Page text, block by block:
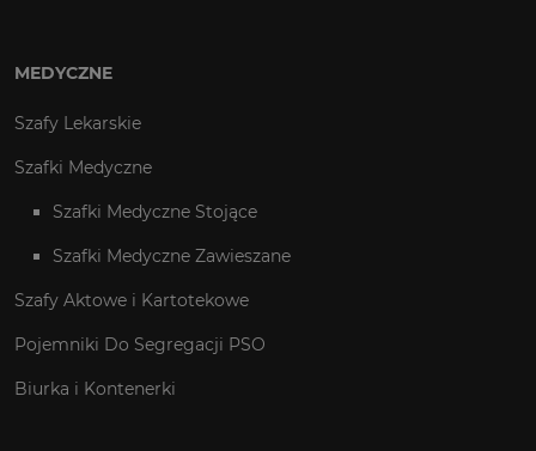
MEDYCZNE
Szafy Lekarskie
Szafki Medyczne
Szafki Medyczne Stojące
Szafki Medyczne Zawieszane
Szafy Aktowe i Kartotekowe
Pojemniki Do Segregacji PSO
Biurka i Kontenerki